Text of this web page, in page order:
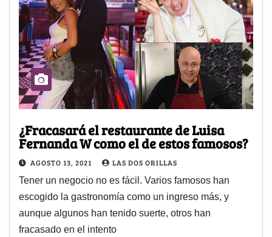
¿Fracasará el restaurante de Luisa
Fernanda W como el de estos famosos?
AGOSTO 13, 2021 LAS DOS ORILLAS
Tener un negocio no es fácil. Varios famosos han
escogido la gastronomía como un ingreso más, y
aunque algunos han tenido suerte, otros han
fracasado en el intento